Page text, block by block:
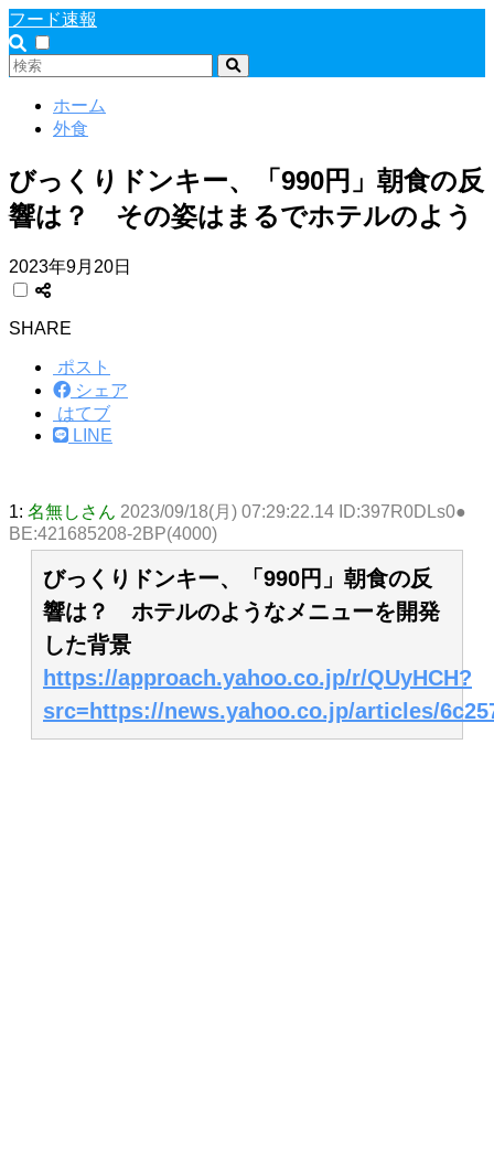
フード速報
ホーム
外食
びっくりドンキー、「990円」朝食の反
響は？ その姿はまるでホテルのよう
2023年9月20日
SHARE
ポスト
シェア
はてブ
LINE
1: 名無しさん 2023/09/18(月) 07:29:22.14 ID:397R0DLs0●
BE:421685208-2BP(4000)
びっくりドンキー、「990円」朝食の反
響は？ ホテルのようなメニューを開発
した背景
https://approach.yahoo.co.jp/r/QUyHCH?
src=https://news.yahoo.co.jp/articles/